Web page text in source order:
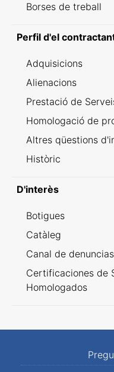
Borses de treball
Perfil d'el
Adquisicions
Alienacions
Prestació de
Homologació de
Altres qüestions
Històric
D'interès
Botigues
Catàleg
Canal de denuncias
Certificaciones de
Homologados